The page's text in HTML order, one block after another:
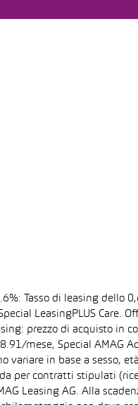
Tasso di leasing dello
LeasingPLUS Care.
prezzo di acquisto in
mese, Special AMAG
variare in base a
per contratti stipulati
Leasing AG. Alla